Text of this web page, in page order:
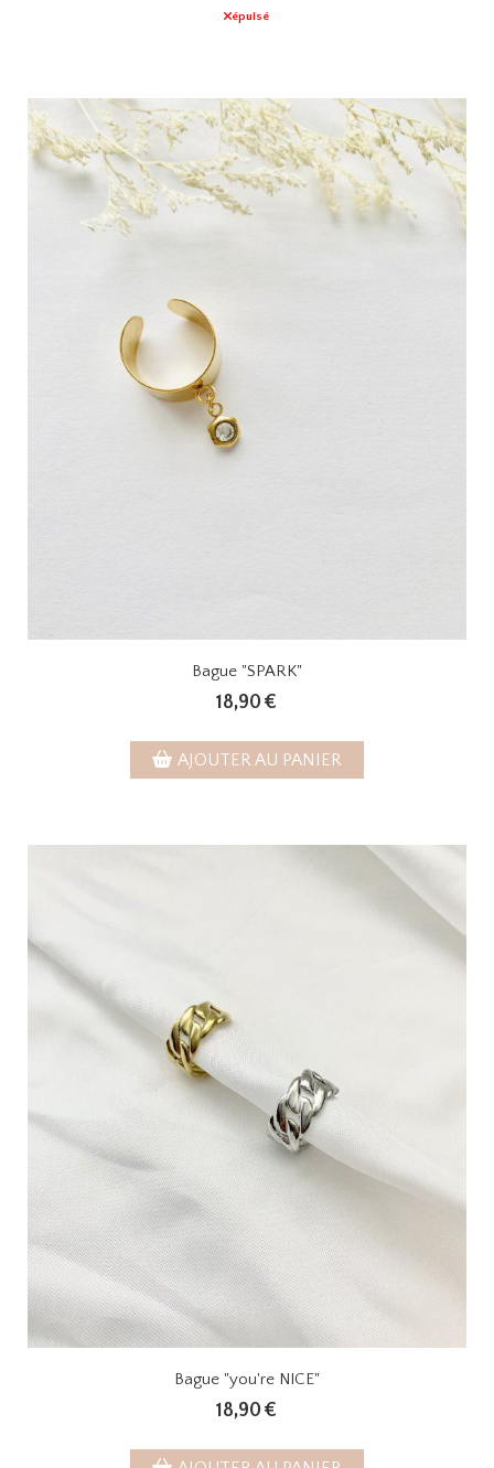
épuisé
Bague "SPARK"
18,90 €
AJOUTER AU PANIER
Bague "you're NICE"
18,90 €